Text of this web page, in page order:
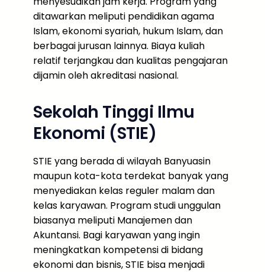
ditawarkan meliputi pendidikan agama
Islam, ekonomi syariah, hukum Islam, dan
berbagai jurusan lainnya. Biaya kuliah
relatif terjangkau dan kualitas pengajaran
dijamin oleh akreditasi nasional.
Sekolah Tinggi Ilmu
Ekonomi (STIE)
STIE yang berada di wilayah Banyuasin
maupun kota-kota terdekat banyak yang
menyediakan kelas reguler malam dan
kelas karyawan. Program studi unggulan
biasanya meliputi Manajemen dan
Akuntansi. Bagi karyawan yang ingin
meningkatkan kompetensi di bidang
ekonomi dan bisnis, STIE bisa menjadi